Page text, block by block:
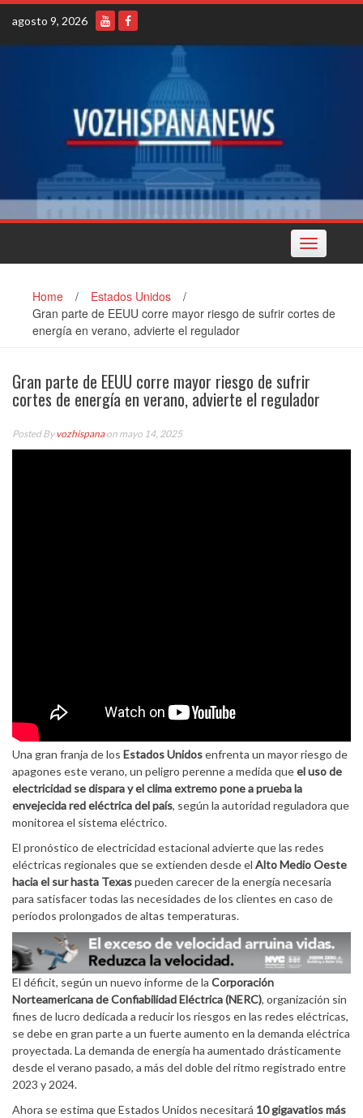
Skip
content
agosto 9, 2026
Toggle
navigation
Home / Estados Unidos
/
Gran parte de EEUU corre mayor riesgo de sufrir cortes de
energía en verano, advierte el regulador
Gran parte de EEUU corre mayor riesgo de sufrir
cortes de energía en verano, advierte el regulador
Posted Byvozhispanaon mayo 14, 2025
Una gran franja de los Estados Unidosenfrenta un mayor riesgo de
apagones este verano, un peligro perenne a medida queel uso de
electricidad se dispara y el clima extremo pone a prueba la
envejecida red eléctrica del país, según la autoridad reguladora que
monitorea el sistema eléctrico.
El pronóstico de electricidad estacional advierte que las redes
eléctricas regionales que se extienden desde el Alto Medio Oeste
hacia el sur hasta Texaspueden carecer de la energía necesaria
para satisfacer todas las necesidades de los clientes en caso de
períodos prolongados de altas temperaturas.
El déficit, según un nuevo informe de la Corporación
Norteamericana de Confiabilidad Eléctrica (NERC), organización sin
fines de lucro dedicada a reducir los riesgos en las redes eléctricas,
se debe en gran parte a un fuerte aumento en la demanda eléctrica
proyectada. La demanda de energía ha aumentado drásticamente
desde el verano pasado, a más del doble del ritmo registrado entre
2023 y 2024.
Ahora se estima que Estados Unidos necesitará 10 gigavatios más